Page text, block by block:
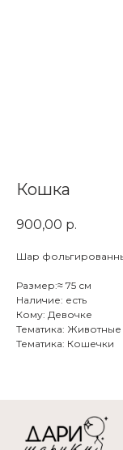
Кошка
900,00 р.
Шар
Размер:≈ 75 см
Наличие: есть
Кому: Девочке
Тематика: Животные
Тематика: Кошечки